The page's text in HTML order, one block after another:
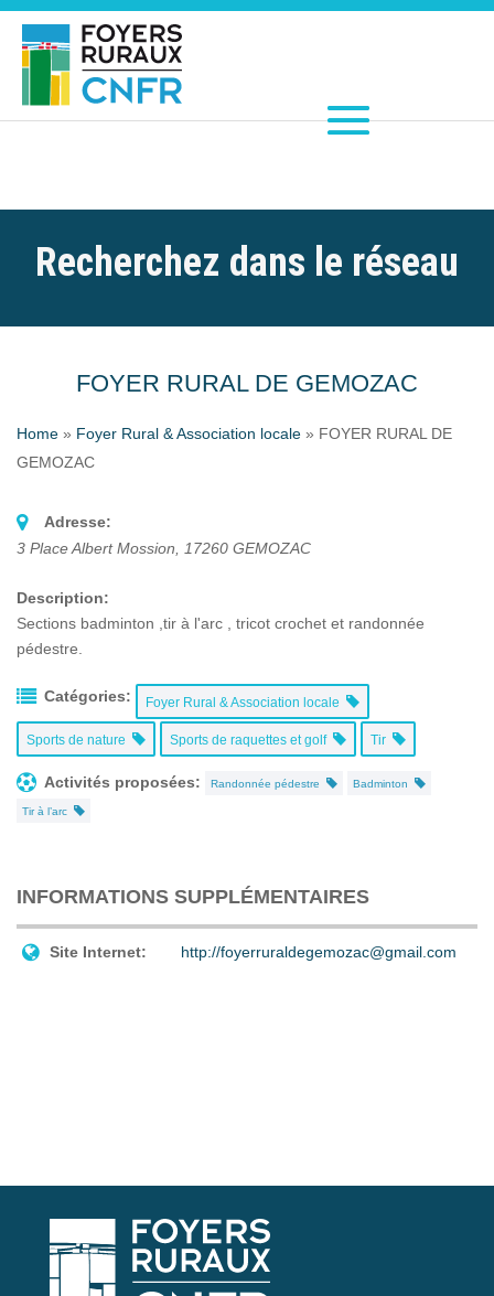
Recherchez dans le réseau
FOYER RURAL DE GEMOZAC
Home » Foyer Rural & Association locale » FOYER RURAL DE
GEMOZAC
Adresse:
3 Place Albert Mossion
17260 GEMOZAC
Description:
Sections badminton ,tir à l'arc , tricot crochet et randonnée
pédestre.
Catégories: Foyer Rural & Association locale
Sports de nature Sports de raquettes et golf Tir
Activités proposées: Randonnée pédestre Badminton
Tir à l’arc
INFORMATIONS SUPPLÉMENTAIRES
Site Internet: http://foyerruraldegemozac@gmail.com